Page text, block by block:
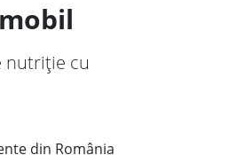
nutriție cu
din România